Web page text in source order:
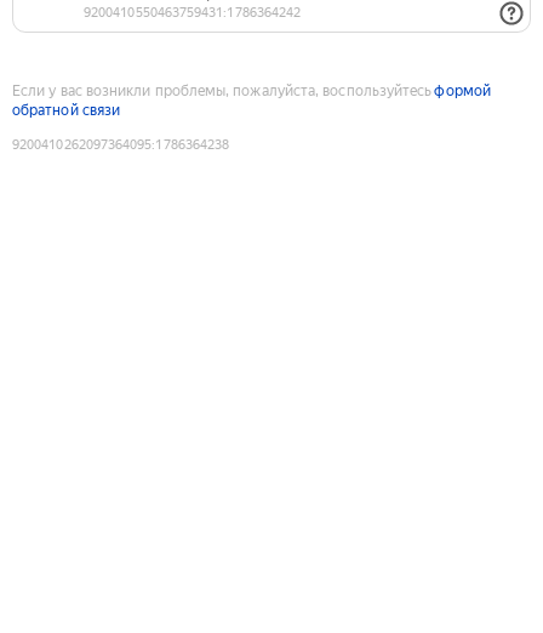
Если у вас возникли проблемы, пожалуйста, воспользуйтесьформой
обратной связи
9200410262097364095:1786364238